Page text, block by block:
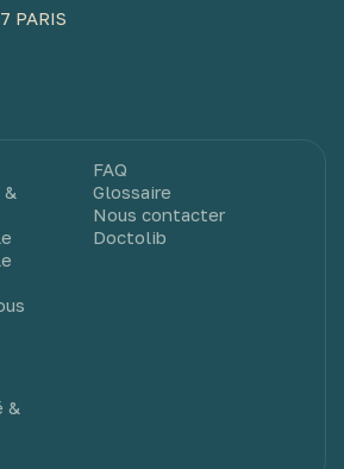
PARIS
FAQ
Glossaire
Nous contacter
Doctolib
&